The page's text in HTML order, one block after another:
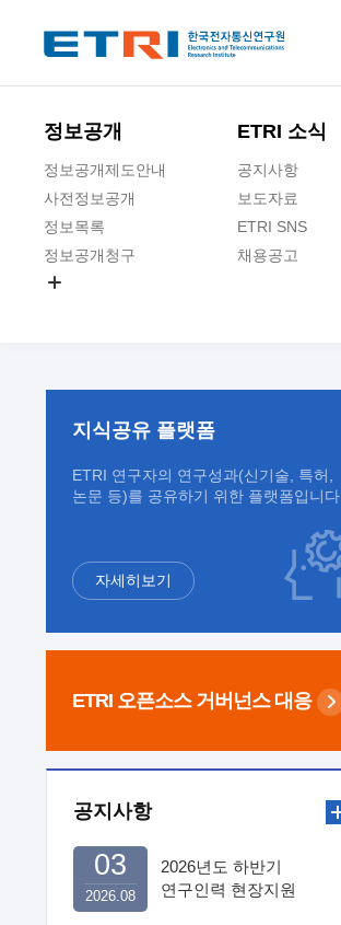
정보공개
정보공개제도안내
사전정보공개
정보목록
정보공개청구
ETRI 소식
공지사항
보도자료
ETRI SNS
채용공고
지식공유 플랫폼
ETRI 연구자의 연구성과(신기술, 특허,
논문 등)를 공유하기 위한 플랫폼입니다.
자세히보기
ETRI 오픈소스 거버넌스 대응
공지사항
2026년도 하반기
연구인력 현장지원
2026.08
03